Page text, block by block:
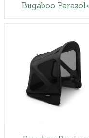
Bugaboo Parasol+